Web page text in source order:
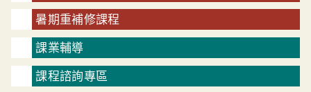
暑期重補修課程
課業輔導
課程諮詢專區